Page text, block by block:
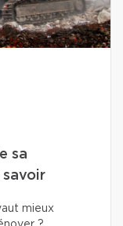
sa
mieux